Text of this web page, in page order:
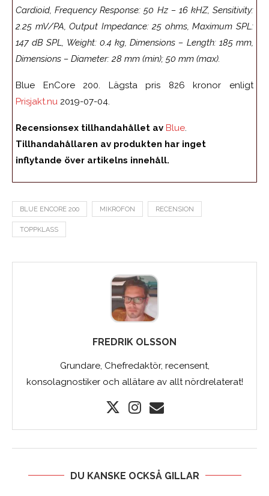
Cardioid, Frequency Response: 50 Hz – 16 kHZ, Sensitivity:
2.25 mV/PA, Output Impedance: 25 ohms, Maximum SPL:
147 dB SPL, Weight: 0.4 kg, Dimensions – Length: 185 mm,
Dimensions – Diameter: 28 mm (min); 50 mm (max).
Blue EnCore 200. Lägsta pris 826 kronor enligt
Prisjakt.nu 2019-07-04.
Recensionsex tillhandahållet av Blue.
Tillhandahållaren av produkten har inget
inflytande över artikelns innehåll.
BLUE ENCORE 200 MIKROFON RECENSION
TOPPKLASS
FREDRIK OLSSON
Grundare, Chefredaktör, recensent,
konsolagnostiker och allätare av allt nördrelaterat!
DU KANSKE OCKSÅ GILLAR